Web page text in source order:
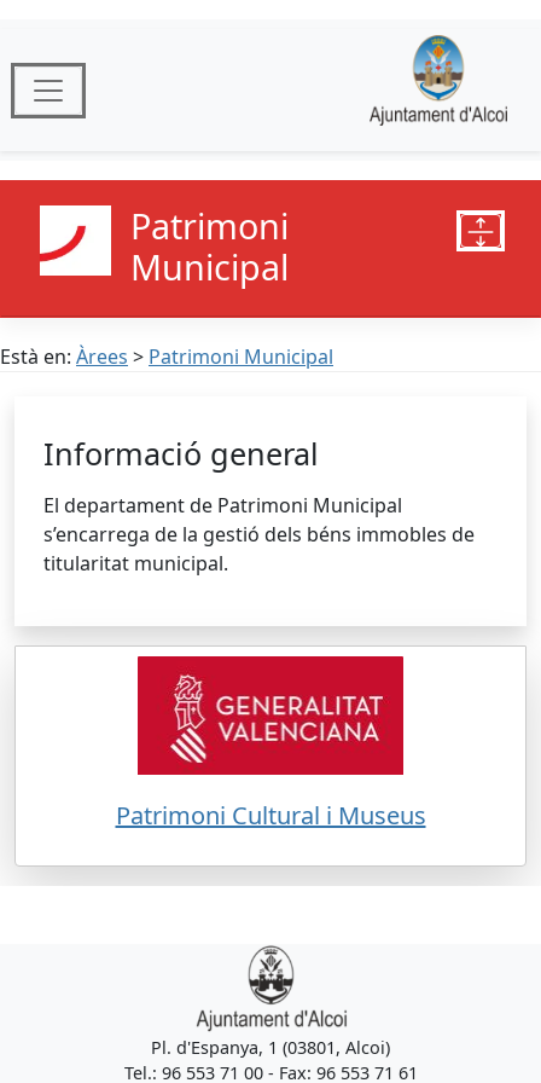
Patrimoni
Municipal
Està en: Àrees > Patrimoni Municipal
Informació general
El departament de Patrimoni Municipal
s’encarrega de la gestió dels béns immobles de
titularitat municipal.
Patrimoni Cultural i Museus
Pl. d'Espanya, 1 (03801, Alcoi)
Tel.: 96 553 71 00 - Fax: 96 553 71 61